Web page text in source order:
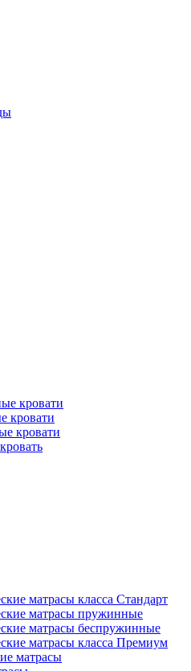
кровати
кровати
кровати
матрасы класса Стандарт
матрасы пружинные
матрасы беспружинные
матрасы класса Премиум
матрасы